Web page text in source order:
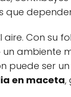
Con su
ambiente
puede ser
en maceta,